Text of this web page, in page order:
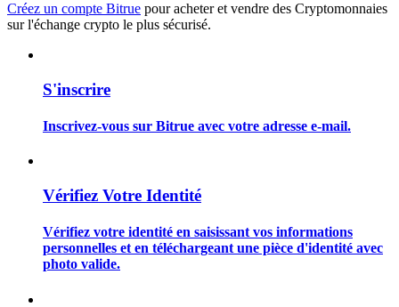
Créez un compte Bitrue pour acheter et vendre des Cryptomonnaies
sur l'échange crypto le plus sécurisé.
S'inscrire
Inscrivez-vous sur Bitrue avec votre adresse e-mail.
Vérifiez Votre Identité
Vérifiez votre identité en saisissant vos informations
personnelles et en téléchargeant une pièce d'identité avec
photo valide.